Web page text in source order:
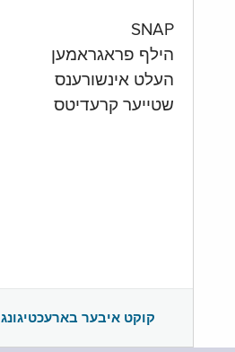
SNAP
הילף פראגראמען
העלט אינשורענס
שטייער קרעדיטס
קוקט איבער בארעכטיגונג